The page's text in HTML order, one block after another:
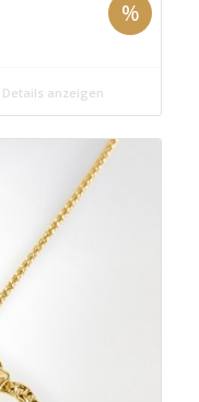
%
Details anzeigen